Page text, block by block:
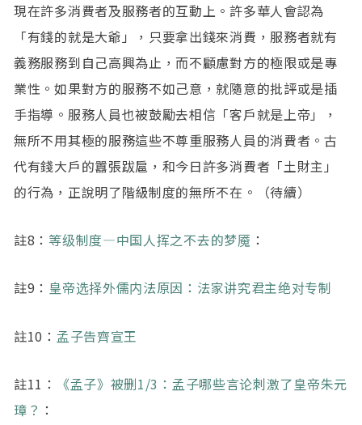
現在許多消費者及服務者的互動上。許多華人會認為
「有錢的就是大爺」，只要拿出錢來消費，服務者就有
義務服務到自己高興為止，而不顧慮對方的極限或是專
業性。如果對方的服務不如己意，就隨意的批評或是插
手指導。服務人員也被鼓勵去相信「客戶就是上帝」，
無所不用其極的服務這些不尊重服務人員的消費者。古
代有錢大戶的囂張跋扈，和今日許多消費者「土財主」
的行為，正說明了階級制度的無所不在。（待續）
註8： 等级制度—中国人挥之不去的梦魇 ：
註9： 皇帝选择外儒内法原因：法家讲究君主绝对专制
註10： 孟子告齊宣王
註11：
《孟子》被删1/3：孟子哪些言论刺激了皇帝朱元
璋？ ：